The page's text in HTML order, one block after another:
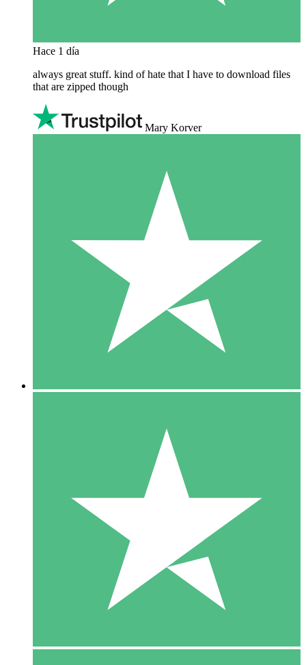
Hace 1 día
always great stuff. kind of hate that I have to download files
that are zipped though
Mary Korver